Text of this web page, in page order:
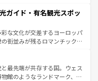
候が異なるスペインはその個
い。
る。華麗な宮殿、歴史的な大
豊かな自然が、訪れる者を心
スは美食の国としても知ら
無形文化遺産にも登録されて
多彩な楽しみ方が可能だ。さ
力が溢れており、どの街角に
ている。パリ以外の個性あふ
ガイド・有名観光スポッ
な文化が交差するヨーロッパ
街並みが残るロマンチック街
いても飽きることがない。ベ
ルン州のアルプスの絶景、そ
といった風景は必見。ビール
最先端が共存する国。ウェス
館のようなランドマーク、歴